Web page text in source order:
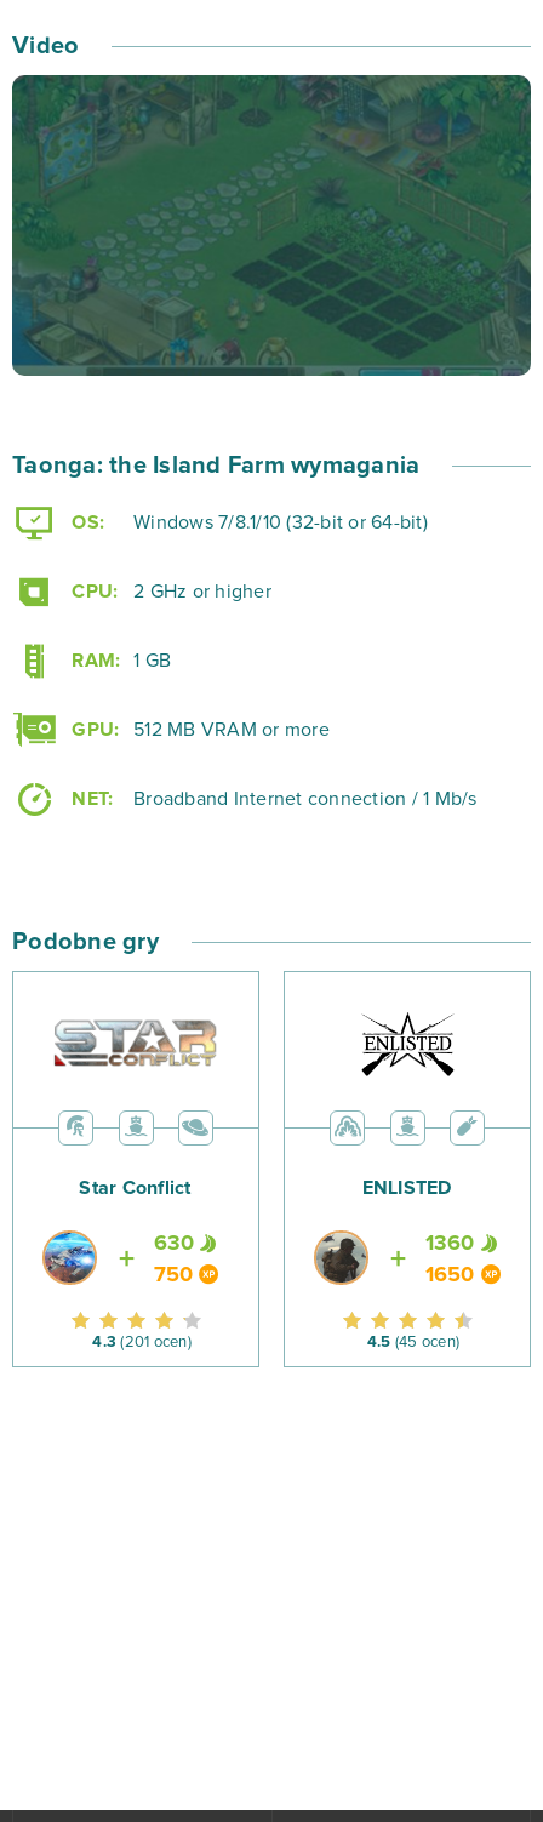
egzotyczne miejsca, które przyniosą Ci kolejne
ekscytujące przygody, intrygujące spotkania i wiele
różnych skarbów, powinieneś odpalić Taonga: The
Island Farm właśnie teraz!
Zagraj w Taonga: The Island Farm i rzuć wyzwanie złym
duchom, a także zdobywaj cenne trofea. Udowodnij
innym, że jesteś znakomitym strategiem i sprawdź
Ci nabyć umiejętności dowodzenia nie tylko swoją
armią, ale i całą rajską farmą!
Video
Taonga: the Island Farm wymagania
OS: Windows 7/8.1/10 (32-bit or 64-bit)
CPU: 2 GHz or higher
RAM: 1 GB
GPU: 512 MB VRAM or more
NET: Broadband Internet connection / 1 Mb/s
Podobne gry
Star Conflict
630
750
4.3 (201 ocen)
ENLISTED
1360
1650
4.5 (45 ocen)